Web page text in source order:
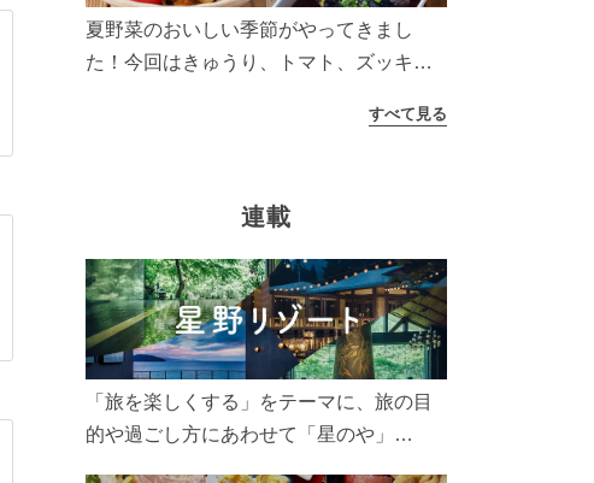
夏野菜のおいしい季節がやってきまし
た！今回はきゅうり、トマト、ズッキー
太陽の光をたっぷりあびた夏野菜は栄養
すべて見る
連載
「旅を楽しくする」をテーマに、旅の目
的や過ごし方にあわせて「星のや」